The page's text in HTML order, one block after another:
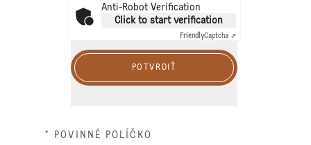
Anti-Robot Verification
Click to start verification
FriendlyCaptcha ⇗
POTVRDIŤ
* POVINNÉ POLÍČKO